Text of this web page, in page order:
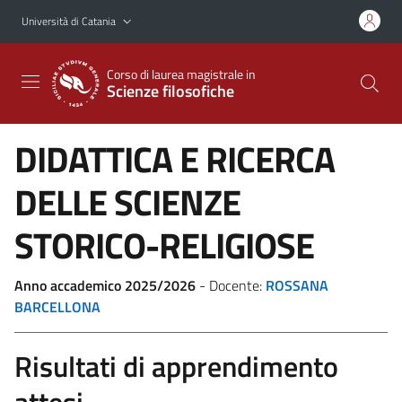
Vai al contenuto principale
Vai al menu di navigazione
Università di Catania
Corso di laurea magistrale in
Scienze filosofiche
DIDATTICA E RICERCA
DELLE SCIENZE
STORICO-RELIGIOSE
Anno accademico 2025/2026 - Docente: ROSSANA
BARCELLONA
Risultati di apprendimento